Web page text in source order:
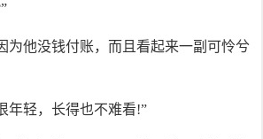
为他没钱付账，而且看起来一副可怜兮
年轻，长得也不难看!”